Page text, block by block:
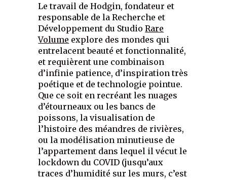
Le travail de Hodgin, fondateur et
responsable de la Recherche et
Développement du StudioRare
Volume explore des mondes qui
entrelacent beauté et fonctionnalité,
et requièrent une combinaison
d’infinie patience, d’inspiration très
poétique et de technologie pointue.
Que ce soit en recréant les nuages
d’étourneaux ou les bancs de
poissons, la visualisation de
l’histoire des méandres de rivières,
ou la modélisation minutieuse de
l’appartement dans lequel il vécut le
lockdown du COVID (jusqu’aux
traces d’humidité sur les murs, c’est